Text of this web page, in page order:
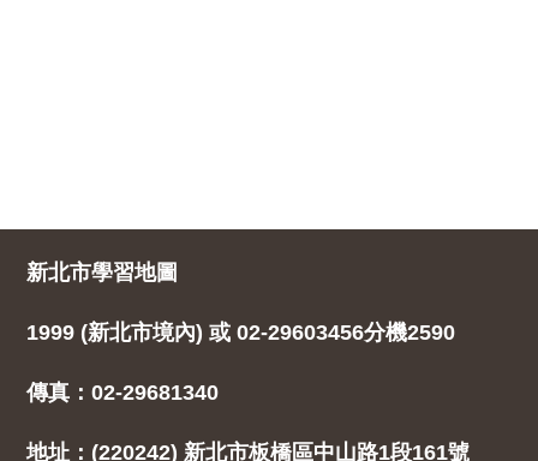
新北市學習地圖
1999 (新北市境內) 或 02-29603456分機2590
傳真：02-29681340
地址：(220242) 新北市板橋區中山路1段161號